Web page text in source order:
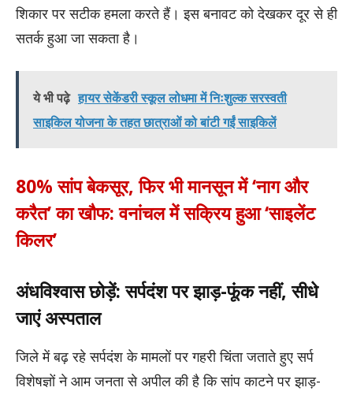
शिकार पर सटीक हमला करते हैं। इस बनावट को देखकर दूर से ही
सतर्क हुआ जा सकता है।
ये भी पढ़े हायर सेकेंडरी स्कूल लोधमा में निःशुल्क सरस्वती
साइकिल योजना के तहत छात्राओं को बांटी गईं साइकिलें
80% सांप बेकसूर, फिर भी मानसून में ‘नाग और
करैत’ का खौफ: वनांचल में सक्रिय हुआ ‘साइलेंट
किलर’
अंधविश्वास छोड़ें: सर्पदंश पर झाड़-फूंक नहीं, सीधे
जाएं अस्पताल
जिले में बढ़ रहे सर्पदंश के मामलों पर गहरी चिंता जताते हुए सर्प
विशेषज्ञों ने आम जनता से अपील की है कि सांप काटने पर झाड़-